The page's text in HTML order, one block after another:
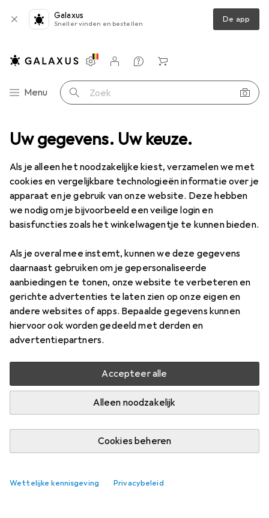
Uw gegevens. Uw keuze.
Als je alleen het noodzakelijke kiest, verzamelen we met
cookies en vergelijkbare technologieën informatie over je
apparaat en je gebruik van onze website. Deze hebben
we nodig om je bijvoorbeeld een veilige login en
basisfuncties zoals het winkelwagentje te kunnen bieden.
Als je overal mee instemt, kunnen we deze gegevens
daarnaast gebruiken om je gepersonaliseerde
aanbiedingen te tonen, onze website te verbeteren en
gerichte advertenties te laten zien op onze eigen en
andere websites of apps. Bepaalde gegevens kunnen
hiervoor ook worden gedeeld met derden en
advertentiepartners.
Accepteer alle
Alleen noodzakelijk
Cookies beheren
Wettelijke kennisgeving Privacybeleid
Galaxus
Sneller vinden en bestellen De app
Categorie navigatie
Menu Zoek op
Instellingen
Klantenaccount
Produktvergelijking
Verlanglijstje
Winkelmandje